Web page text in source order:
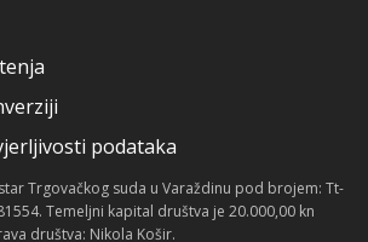
podataka
Trgovačkog suda u Varaždinu pod brojem: Tt-
Temeljni kapital društva je 20.000,00 kn
društva: Nikola Košir.